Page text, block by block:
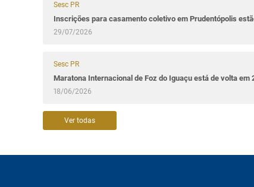
Sesc PR
Inscrições para casamento coletivo em Prudentópolis
29/07/2026
Sesc PR
Maratona Internacional de Foz do Iguaçu está de volta em
18/06/2026
Ver todas